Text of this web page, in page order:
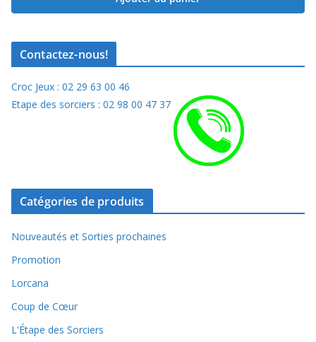
Contactez-nous!
Croc Jeux : 02 29 63 00 46
Etape des sorciers : 02 98 00 47 37
Catégories de produits
Nouveautés et Sorties prochaines
Promotion
Lorcana
Coup de Cœur
L'Étape des Sorciers